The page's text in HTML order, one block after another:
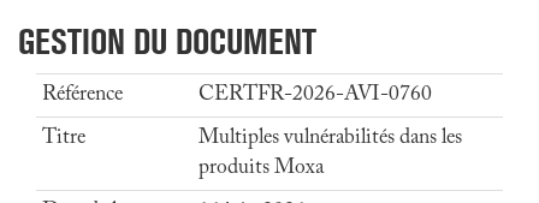
GESTION DU DOCUMENT
Référence
CERTFR-2026-AVI-0760
Titre
Multiples vulnérabilités dans les
produits Moxa